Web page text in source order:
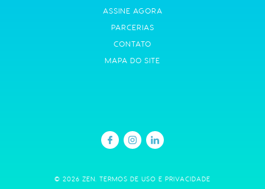
ASSINE AGORA
PARCERIAS
CONTATO
MAPA DO SITE
© 2026 ZEN. TERMOS DE USO E PRIVACIDADE